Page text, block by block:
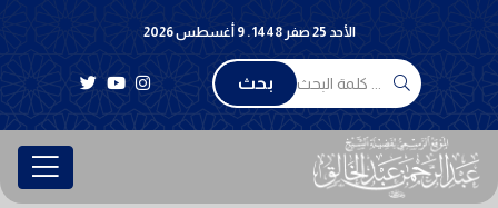
الأحد 25 صفر 1448 . 9 أغسطس 2026
بحث